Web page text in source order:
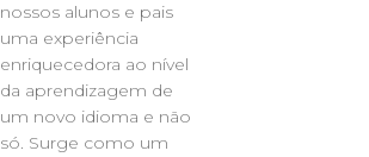
nossos alunos e pais
uma experiência
enriquecedora ao nível
da aprendizagem de
um novo idioma e não
só. Surge como um